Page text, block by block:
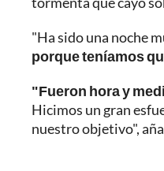
"Ha sido una noche
porque teníamos
"Fueron hora y
Hicimos un gran
nuestro objetivo",